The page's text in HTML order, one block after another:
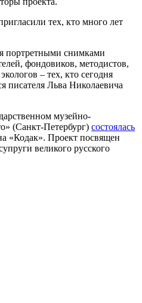
тех, кто много лет
портретными снимками
фондовиков, методистов,
– тех, кто сегодня
писателя Льва Николаевича
музейно-
(Санкт-Петербург) состоялась
«Кодак». Проект посвящен
великого русского